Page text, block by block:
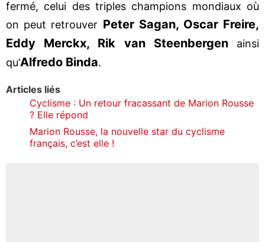
fermé, celui des triples champions mondiaux où
on peut retrouver Peter Sagan, Oscar Freire,
Eddy Merckx, Rik van Steenbergenainsi
qu’Alfredo Binda.
Articles liés
Cyclisme : Un retour fracassant de Marion Rousse
? Elle répond
Marion Rousse, la nouvelle star du cyclisme
français, c’est elle !